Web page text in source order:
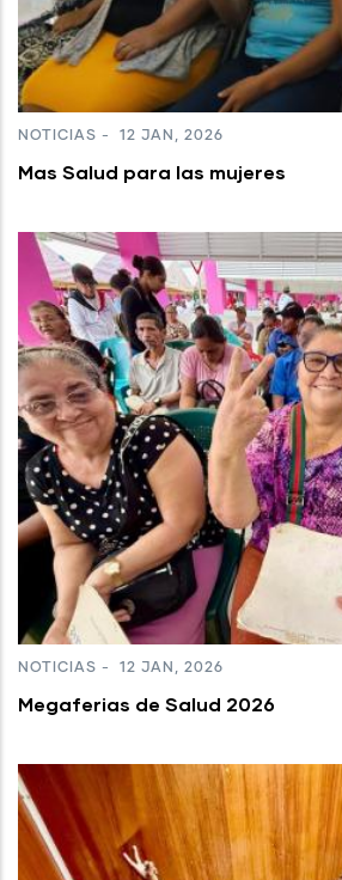
NOTICIAS - 12 JAN, 2026
Mas Salud para las mujeres
NOTICIAS - 12 JAN, 2026
Megaferias de Salud 2026